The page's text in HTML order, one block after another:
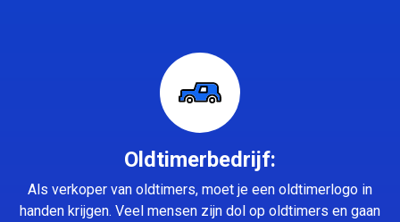
Oldtimerbedrijf:
Als verkoper van oldtimers, moet je een oldtimerlogo in
handen krijgen. Veel mensen zijn dol op oldtimers en gaan